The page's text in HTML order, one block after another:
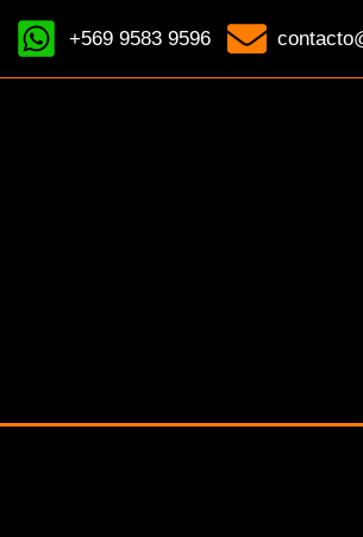
+569 9583 9596